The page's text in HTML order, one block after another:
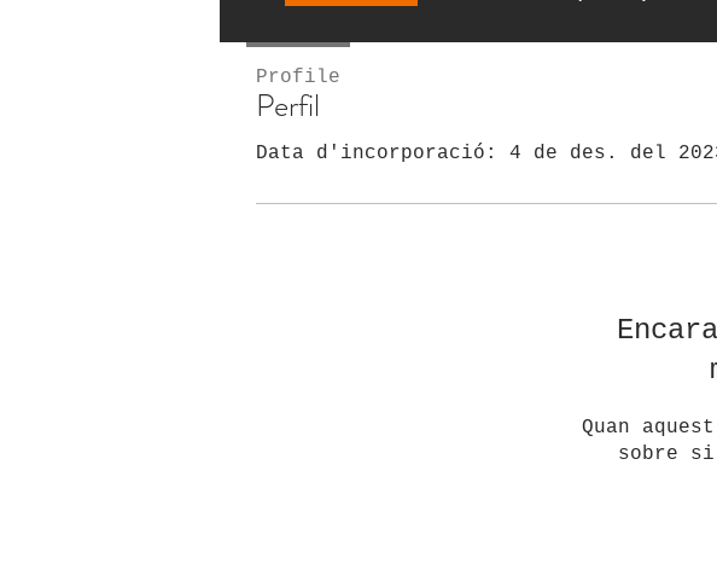
Perfil
Data d'incorporació: 4 de des. del
Quan
sobre
Profile